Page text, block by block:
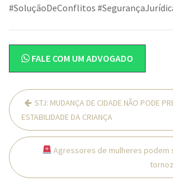
#SoluçãoDeConflitos
FALE COM UM ADVOGADO
Navegação
de
Post
STJ: MUDANÇA DE CIDADE NÃO PODE
ESTABILIDADE DA CRIANÇA
Agressores de mulheres